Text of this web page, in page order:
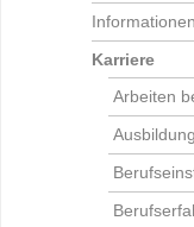
Karriere
Arbeiten
Ausbildung